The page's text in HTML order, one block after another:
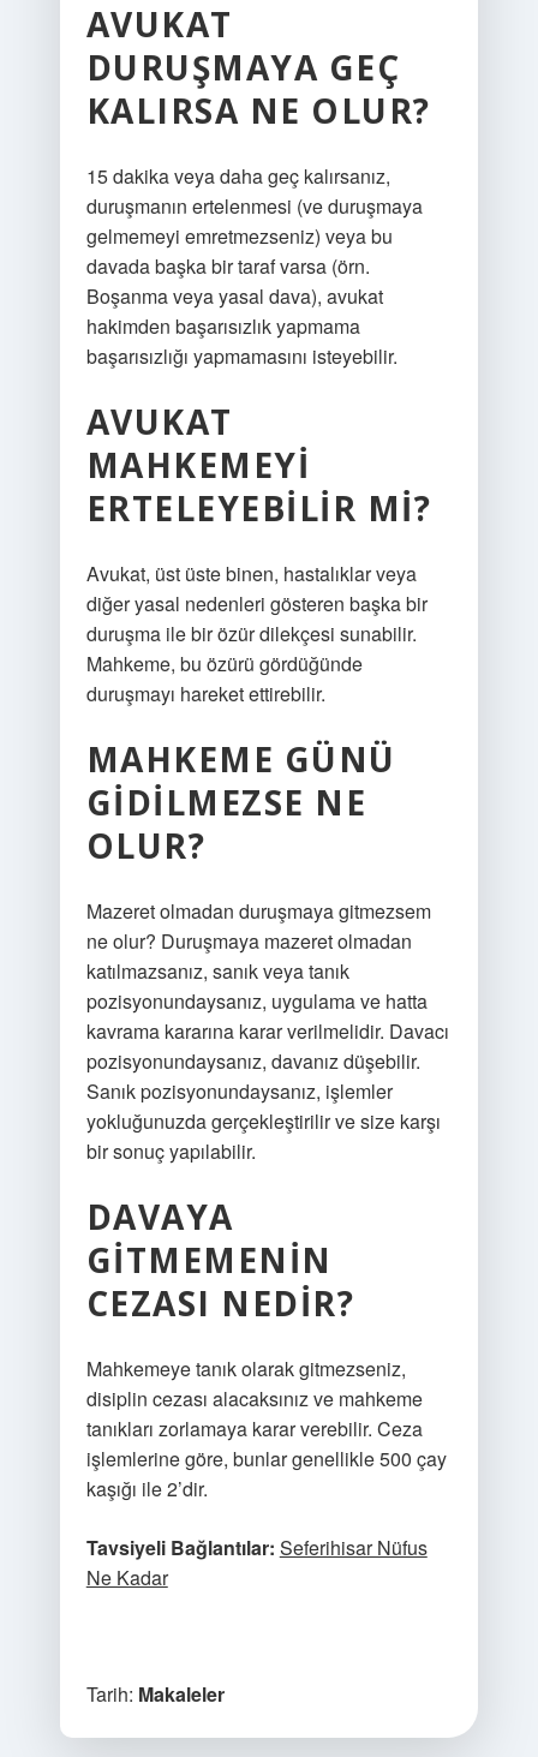
AVUKAT
DURUŞMAYA GEÇ
KALIRSA NE OLUR?
15 dakika veya daha geç kalırsanız,
duruşmanın ertelenmesi (ve duruşmaya
gelmemeyi emretmezseniz) veya bu
davada başka bir taraf varsa (örn.
Boşanma veya yasal dava), avukat
hakimden başarısızlık yapmama
başarısızlığı yapmamasını isteyebilir.
AVUKAT
MAHKEMEYI
ERTELEYEBILIR MI?
Avukat, üst üste binen, hastalıklar veya
diğer yasal nedenleri gösteren başka bir
duruşma ile bir özür dilekçesi sunabilir.
Mahkeme, bu özürü gördüğünde
duruşmayı hareket ettirebilir.
MAHKEME GÜNÜ
GIDILMEZSE NE
OLUR?
Mazeret olmadan duruşmaya gitmezsem
ne olur? Duruşmaya mazeret olmadan
katılmazsanız, sanık veya tanık
pozisyonundaysanız, uygulama ve hatta
kavrama kararına karar verilmelidir. Davacı
pozisyonundaysanız, davanız düşebilir.
Sanık pozisyonundaysanız, işlemler
yokluğunuzda gerçekleştirilir ve size karşı
bir sonuç yapılabilir.
DAVAYA
GITMEMENIN
CEZASI NEDIR?
Mahkemeye tanık olarak gitmezseniz,
disiplin cezası alacaksınız ve mahkeme
tanıkları zorlamaya karar verebilir. Ceza
işlemlerine göre, bunlar genellikle 500 çay
kaşığı ile 2’dir.
Tavsiyeli Bağlantılar: Seferihisar Nüfus
Ne Kadar
Tarih: Makaleler